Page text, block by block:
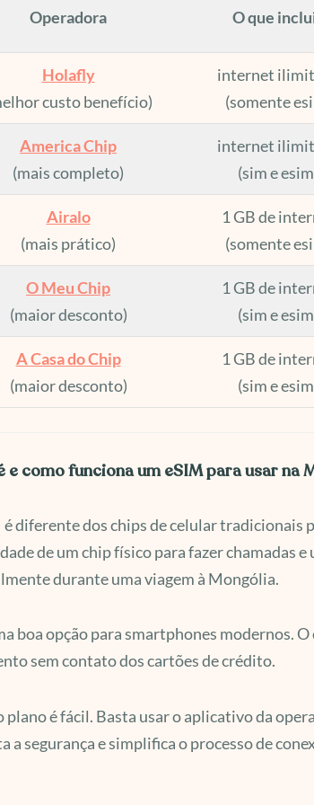
Operadora O que
Holafly
custo benefício)
internet
(somente
America Chip
(mais completo)
internet
(sim e
Airalo
(mais prático)
1 GB de
(somente
O Meu Chip
(maior desconto)
1 GB de
(sim e
A Casa do Chip
(maior desconto)
1 GB de
(sim e
e como funciona um eSIM para usar na
é diferente dos chips de celular tradicionais
de um chip físico para fazer chamadas
durante uma viagem à Mongólia.
boa opção para smartphones modernos.
sem contato dos cartões de crédito.
plano é fácil. Basta usar o aplicativo da
a segurança e simplifica o processo de